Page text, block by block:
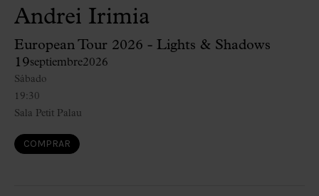
Andrei Irimia
European Tour 2026 - Lights & Shadows
19septiembre2026
19:30
Sábado
Sala Petit Palau
COMPRAR